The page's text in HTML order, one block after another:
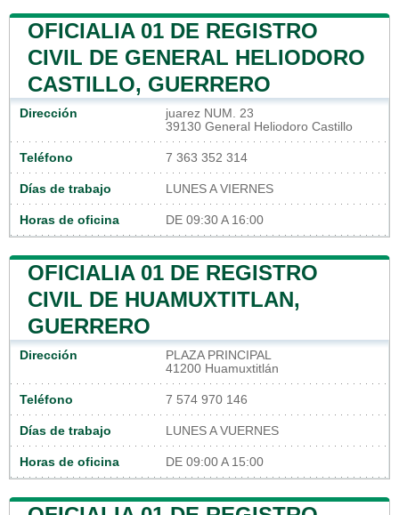
OFICIALIA 01 DE REGISTRO
CIVIL DE GENERAL HELIODORO
CASTILLO, GUERRERO
Dirección
juarez NUM. 23
39130 General Heliodoro Castillo
Teléfono 7 363 352 314
Días de trabajo LUNES A VIERNES
Horas de oficina DE 09:30 A 16:00
OFICIALIA 01 DE REGISTRO
CIVIL DE HUAMUXTITLAN,
GUERRERO
Dirección
PLAZA PRINCIPAL
41200 Huamuxtitlán
Teléfono 7 574 970 146
Días de trabajo LUNES A VUERNES
Horas de oficina DE 09:00 A 15:00